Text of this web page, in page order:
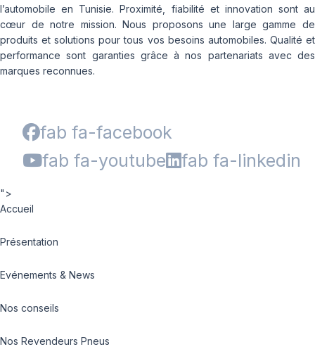
l’automobile en Tunisie. Proximité, fiabilité et innovation sont au
cœur de notre mission. Nous proposons une large gamme de
produits et solutions pour tous vos besoins automobiles. Qualité et
performance sont garanties grâce à nos partenariats avec des
marques reconnues.
fab fa-facebook
fab fa-youtube
fab fa-linkedin
">
Accueil
Présentation
Evénements & News
Nos conseils
Nos Revendeurs Pneus